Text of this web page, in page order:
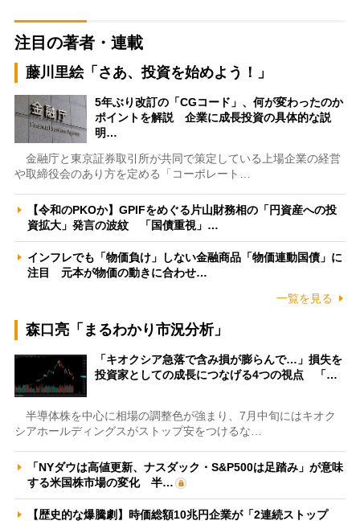
注目の著者・連載
藤川里絵「さあ、投資を始めよう！」
5年ぶり改訂の「CGコード」、何が変わったのか
ポイントを解説 企業に成長投資の具体的な説
明…
金融庁と東京証券取引所が共同で策定している上場企業の経営
や取締役会のあり方を定める「コーポレート…
【令和のPKOか】GPIFをめぐる片山財務相の「円資産への投
資拡大」発言の波紋 「国債重視」…
インフレでも「物価負け」しない金融商品「物価連動国債」に
注目 元本が物価の動きに合わせ…
一覧を見る
森口亮「まるわかり市況分析」
「キオクシア急落で含み損が膨らんで…」損失を
投資家としての成長につなげる4つの視点 「…
半導体株を中心に相場の調整色が強まり、7月中旬にはキオク
シアホールディングスがストップ安をつけるな…
「NYダウは高値更新、ナスダック・S&P500は足踏み」が意味
する米国株市場の変化 半…
【歴史的な爆騰劇】時価総額10兆円企業が「2連続ストップ